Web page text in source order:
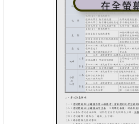
在全螢